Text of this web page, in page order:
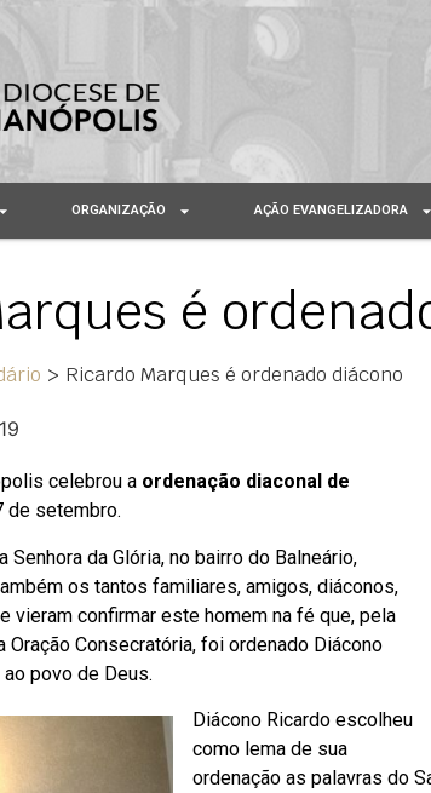
ORGANIZAÇÃO AÇÃO EVANGELIZADORA
é
> Ricardo Marques é ordenado diácono
celebrou a ordenação diaconal de
de setembro.
da Glória, no bairro do Balneário,
os tantos familiares, amigos, diáconos,
vieram confirmar este homem na fé que, pela
Consecratória, foi ordenado Diácono
povo de Deus.
Diácono Ricardo escolheu
como lema de sua
ordenação as palavras do